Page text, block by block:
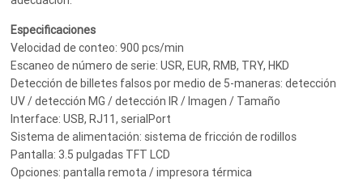
Especificaciones
Velocidad de conteo: 900 pcs/min
Escaneo de número de serie: USR, EUR, RMB, TRY, HKD
Detección de billetes falsos por medio de 5-maneras: detección
UV / detección MG / detección IR / Imagen / Tamaño
Interface: USB, RJ11, serialPort
Sistema de alimentación: sistema de fricción de rodillos
Pantalla: 3.5 pulgadas TFT LCD
Opciones: pantalla remota / impresora térmica